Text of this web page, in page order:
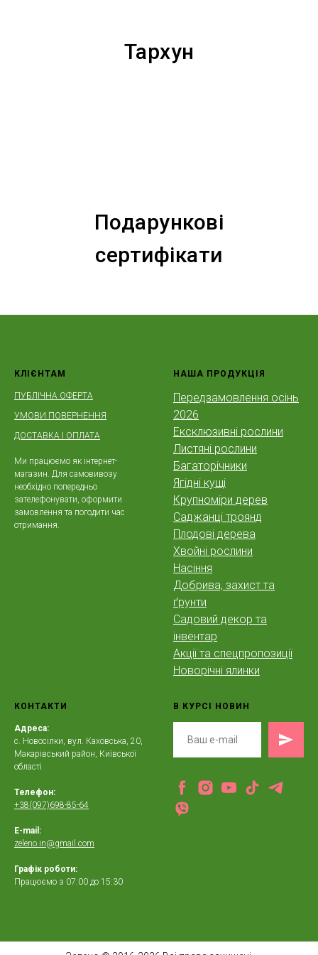
Тархун
Подарункові
сертифікати
КЛІЄНТАМ
ПУБЛІЧНА ОФЕРТА
УМОВИ ПОВЕРНЕННЯ
ДОСТАВКА І ОПЛАТА
Ми працюємо як інтернет-
магазин. Для самовивозу
необхідно попередньо
зателефонувати, оформити
замовлення та погодити час
отримання.
НАША ПРОДУКЦІЯ
Передзамовлення осінь
2026
Ексклюзивні рослини
Листяні рослини
Багаторічники
Ягідні кущі
Крупноміри дерев
Саджанці троянд
Плодові дерева
Хвойні рослини
Насіння
Добрива, захист та
ґрунти
Садовий декор та
інвентар
Акції та спецпропозиції
Новорічні ялинки
КОНТАКТИ
Адреса:
с. Новосілки, вул. Каховська, 20,
Макарівський район, Київської
області
Телефон:
+38(097)698-85-64
E-mail:
zeleno.in@gmail.com
Графік роботи:
Працюємо з 07:00 до 15:30
В КУРСІ НОВИН